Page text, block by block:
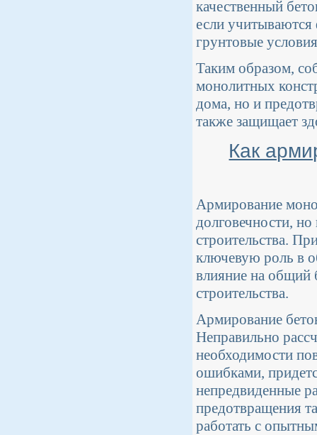
качественный
если учитываются
грунтовые
Таким образом,
монолитных
дома, но и
также защищает
Как
Армирование
долговечности,
строительства.
ключевую роль в
влияние на общий
строительства.
Армирование
Неправильно
необходимости
ошибками,
непредвиденные
предотвращения
работать с